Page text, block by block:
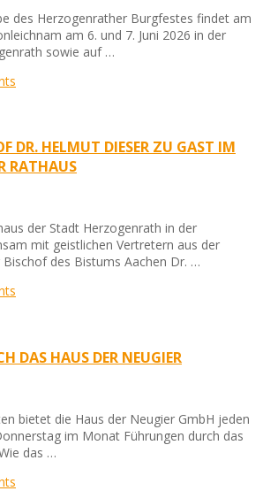
des Herzogenrather Burgfestes findet am
am 6. und 7. Juni 2026 in der
sowie auf …
DR. HELMUT DIESER ZU GAST IM
RATHAUS
der Stadt Herzogenrath in der
mit geistlichen Vertretern aus der
des Bistums Aachen Dr. …
DAS HAUS DER NEUGIER
bietet die Haus der Neugier GmbH jeden
im Monat Führungen durch das
das …